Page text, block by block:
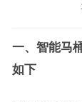
一、智能马
如下